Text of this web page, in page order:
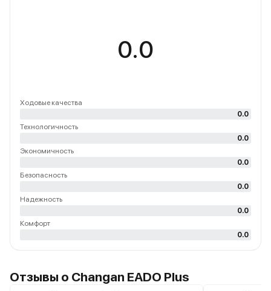
0.0
Ходовые качества
0.0
Технологичность
0.0
Экономичность
0.0
Безопасность
0.0
Надежность
0.0
Комфорт
0.0
Отзывы о Changan EADO Plus